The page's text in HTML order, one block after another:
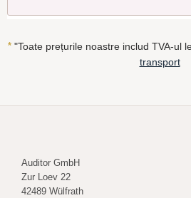
* "Toate prețurile noastre includ TVA-ul
transport
Auditor GmbH
Zur Loev 22
42489 Wülfrath